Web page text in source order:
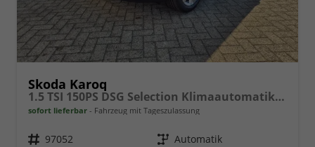
Skoda Karoq
1.5 TSI 150PS DSG Selection Klimaautomatik Sitzheizung Lenkradheizung ACC PDC v+h Rückf.Kamera abg.Scheiben Apple CarPlay Android Auto 17"LM
sofort lieferbar Fahrzeug mit Tageszulassung
Fahrzeugnr. 97052 Getriebe Automatik